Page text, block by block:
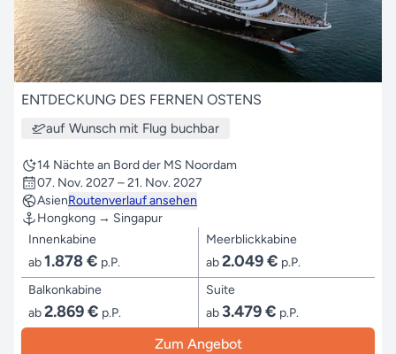
ENTDECKUNG DES FERNEN OSTENS
auf Wunsch mit Flug buchbar
14 Nächte an Bord der MS Noordam
07. Nov. 2027 – 21. Nov. 2027
AsienRoutenverlauf ansehen
Hongkong → Singapur
Innenkabine
ab1.878 € p.P.
Meerblickkabine
ab2.049 € p.P.
Balkonkabine
ab2.869 € p.P.
Suite
ab 3.479 € p.P.
Zum Angebot